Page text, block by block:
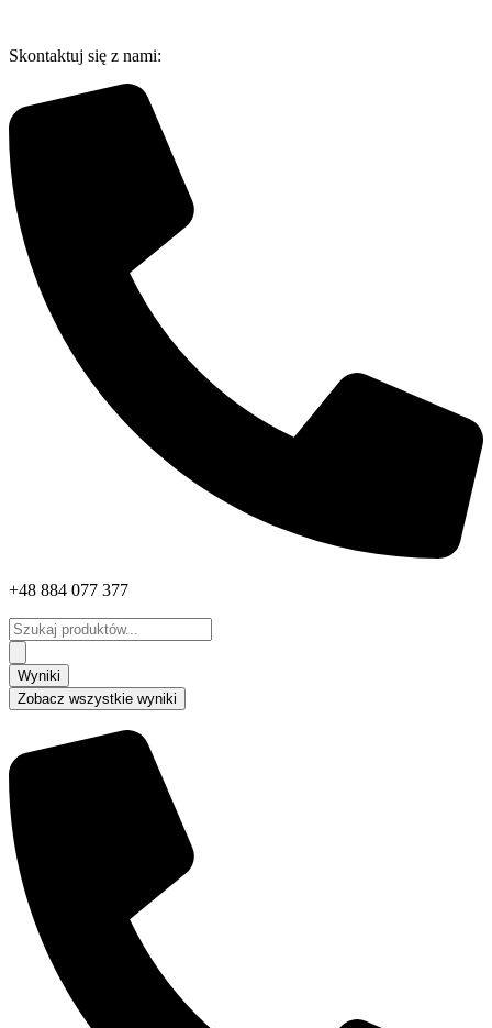
treści
Skontaktuj się z nami:
+48 884 077 377
Search
...
Wyniki
Zobacz wszystkie wyniki